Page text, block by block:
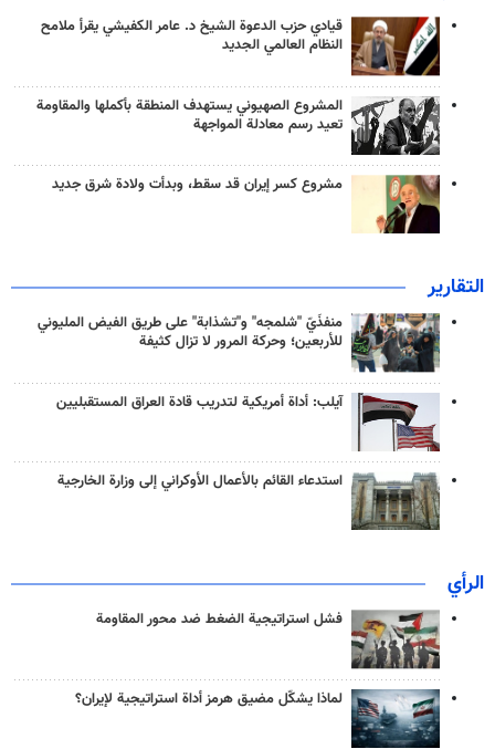
قيادي حزب الدعوة الشيخ د. عامر الكفيشي يقرأ ملامح
النظام العالمي الجديد
المشروع الصهيوني يستهدف المنطقة بأكملها والمقاومة
تعيد رسم معادلة المواجهة
مشروع كسر إيران قد سقط، وبدأت ولادة شرق جديد
التقارير
منفذَيّ "شلمجه" و"تشذابة" على طريق الفيض المليوني
للأربعين؛ وحركة المرور لا تزال كثيفة
آيلب: أداة أمريكية لتدريب قادة العراق المستقبليين
استدعاء القائم بالأعمال الأوكراني إلى وزارة الخارجية
الرأي
فشل استراتيجية الضغط ضد محور المقاومة
لماذا يشكّل مضيق هرمز أداة استراتيجية لإيران؟